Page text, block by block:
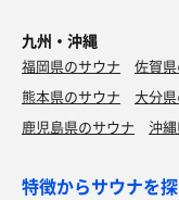
九州・沖縄
福岡県のサウナ 佐賀
熊本県のサウナ
大分
鹿児島県のサウナ
沖
特徴からサウナを